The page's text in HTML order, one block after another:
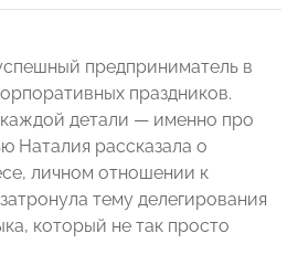
предприниматель в
праздников.
детали — именно про
Наталия рассказала о
личном отношении к
тему делегирования
который не так просто